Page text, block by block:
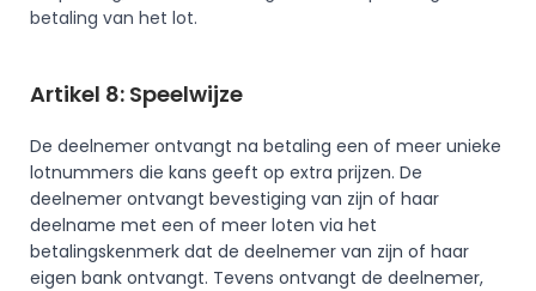
betaling van het lot.
Artikel 8: Speelwijze
De deelnemer ontvangt na betaling een of meer unieke
lotnummers die kans geeft op extra prijzen. De
deelnemer ontvangt bevestiging van zijn of haar
deelname met een of meer loten via het
betalingskenmerk dat de deelnemer van zijn of haar
eigen bank ontvangt. Tevens ontvangt de deelnemer,